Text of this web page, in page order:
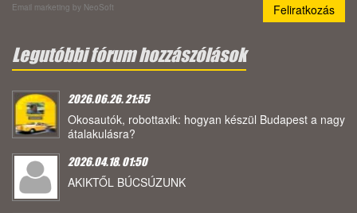
Email marketing by NeoSoft
Legutóbbi fórum hozzászólások
2026.06.26. 21:55
Okosautók, robottaxik: hogyan készül Budapest a nagy
átalakulásra?
2026.04.18. 01:50
AKIKTŐL BÚCSÚZUNK